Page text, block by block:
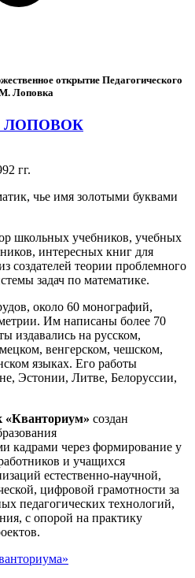
открытие Педагогического
Лоповка
ЛОПОВОК
гг.
чье имя золотыми буквами
школьных учебников, учебных
интересных книг для
создателей теории проблемного
задач по математике.
около 60 монографий,
Им написаны более 70
издавались на русском,
венгерском, чешском,
языках. Его работы
Эстонии, Литве, Белоруссии,
«Кванториум» создан
кадрами через формирование у
и учащихся
естественно-научной,
цифровой грамотности за
педагогических технологий,
с опорой на практику